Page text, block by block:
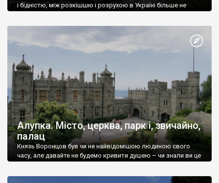
і бідністю, між розкішшю і розрухою в Україні більше не
Алупка. Місто, церква, парк і, звичайно,
палац
Князь Воронцов був чи не найвідомішою людиною свого
часу, але давайте не будемо кривити душею – чи знали ви це